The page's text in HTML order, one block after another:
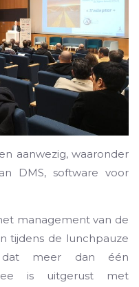
aanwezig, waaronder
DMS, software voor
management van de
tijdens de lunchpauze
dat meer dan één
is uitgerust met